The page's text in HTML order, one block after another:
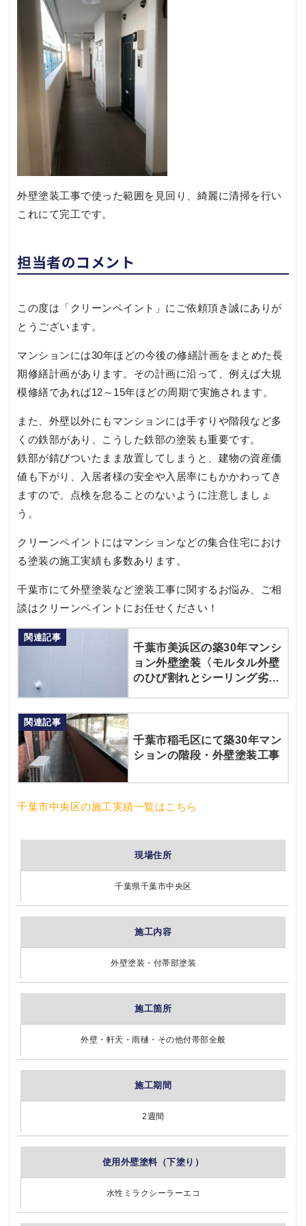
外壁塗装工事で使った範囲を見回り、綺麗に清掃を行い
これにて完工です。
担当者のコメント
この度は「クリーンペイント」にご依頼頂き誠にありが
とうございます。
マンションには30年ほどの今後の修繕計画をまとめた長
期修繕計画があります。その計画に沿って、例えば大規
模修繕であれば12～15年ほどの周期で実施されます。
また、外壁以外にもマンションには手すりや階段など多
くの鉄部があり、こうした鉄部の塗装も重要です。
鉄部が錆びついたまま放置してしまうと、建物の資産価
値も下がり、入居者様の安全や入居率にもかかわってき
ますので、点検を怠ることのないように注意しましょ
う。
クリーンペイントにはマンションなどの集合住宅におけ
る塗装の施工実績も多数あります。
千葉市にて外壁塗装など塗装工事に関するお悩み、ご相
談はクリーンペイントにお任せください！
関連記事
千葉市美浜区の築30年マンシ
ョン外壁塗装〈モルタル外壁
のひび割れとシーリング劣化
関連記事
千葉市稲毛区にて築30年マン
ションの階段・外壁塗装工事
千葉市中央区の施工実績一覧はこちら
現場住所
千葉県千葉市中央区
施工内容
外壁塗装・付帯部塗装
施工箇所
外壁・軒天・雨樋・その他付帯部全般
施工期間
2週間
使用外壁塗料（下塗り）
水性ミラクシーラーエコ